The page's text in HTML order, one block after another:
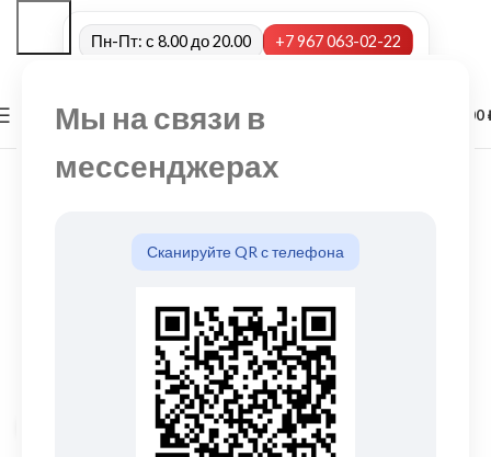
Мы на связи в
мессенджерах
Сканируйте QR с телефона
Пн-Пт: с 8.00 до 20.00 +7 967 063-02-22
МЕНЮ 0,00
Нажмите, чтобы увеличить